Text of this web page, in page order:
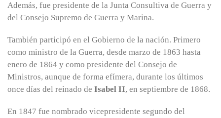
Además, fue presidente de la Junta Consultiva de Guerra y
del Consejo Supremo de Guerra y Marina.
También participó en el Gobierno de la nación. Primero
como ministro de la Guerra, desde marzo de 1863 hasta
enero de 1864 y como presidente del Consejo de
Ministros, aunque de forma efímera, durante los últimos
once días del reinado de Isabel II, en septiembre de 1868.
En 1847 fue nombrado vicepresidente segundo del